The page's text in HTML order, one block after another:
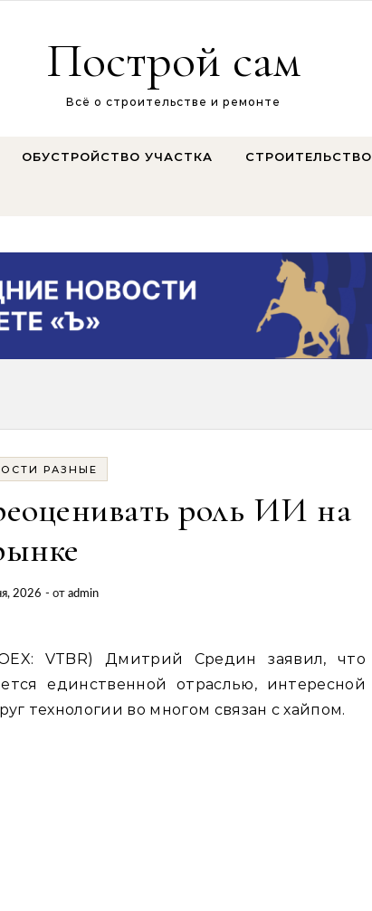
Построй сам
Всё о строительстве и ремонте
ОБУСТРОЙСТВО УЧАСТКА СТРОИТЕЛЬСТВО
РАЗНЫЕ
роль ИИ на
2026 - от admin
VTBR) Дмитрий Средин заявил, что
единственной отраслью, интересной
технологии во многом связан с хайпом.